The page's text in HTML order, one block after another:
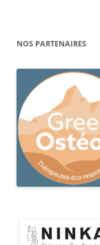
NOS PARTENAIRES